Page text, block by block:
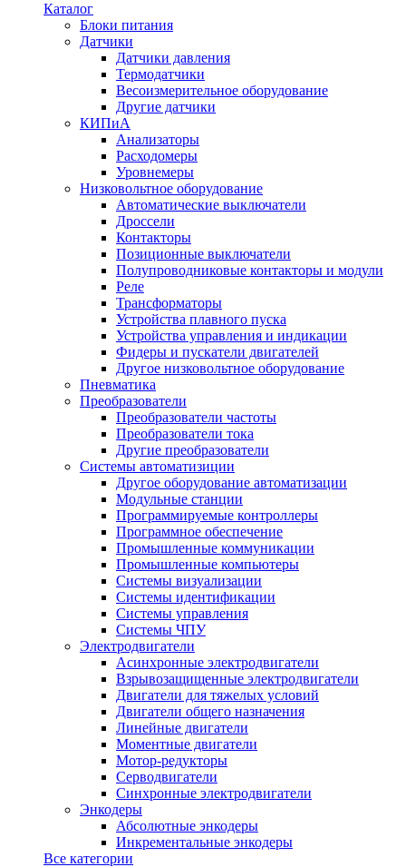
Каталог
Блоки питания
Датчики
Датчики давления
Термодатчики
Весоизмерительное оборудование
Другие датчики
КИПиА
Анализаторы
Расходомеры
Уровнемеры
Низковольтное оборудование
Автоматические выключатели
Дроссели
Контакторы
Позиционные выключатели
Полупроводниковые контакторы и модули
Реле
Трансформаторы
Устройства плавного пуска
Устройства управления и индикации
Фидеры и пускатели двигателей
Другое низковольтное оборудование
Пневматика
Преобразователи
Преобразователи частоты
Преобразователи тока
Другие преобразователи
Системы автоматизиции
Другое оборудование автоматизации
Модульные станции
Программируемые контроллеры
Программное обеспечение
Промышленные коммуникации
Промышленные компьютеры
Системы визуализации
Системы идентификации
Системы управления
Системы ЧПУ
Электродвигатели
Асинхронные электродвигатели
Взрывозащищенные электродвигатели
Двигатели для тяжелых условий
Двигатели общего назначения
Линейные двигатели
Моментные двигатели
Мотор-редукторы
Серводвигатели
Синхронные электродвигатели
Энкодеры
Абсолютные энкодеры
Инкрементальные энкодеры
Все категории